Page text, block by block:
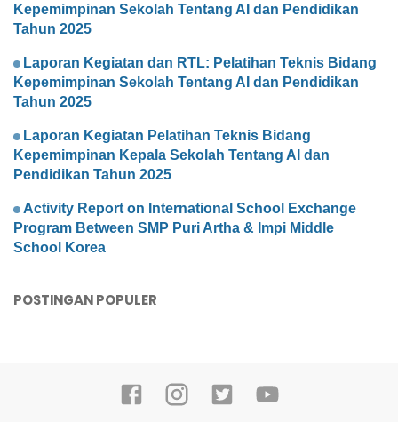
Kepemimpinan Sekolah Tentang AI dan Pendidikan
Tahun 2025
Laporan Kegiatan dan RTL: Pelatihan Teknis Bidang
Kepemimpinan Sekolah Tentang AI dan Pendidikan
Tahun 2025
Laporan Kegiatan Pelatihan Teknis Bidang
Kepemimpinan Kepala Sekolah Tentang AI dan
Pendidikan Tahun 2025
Activity Report on International School Exchange
Program Between SMP Puri Artha & Impi Middle
School Korea
POSTINGAN POPULER